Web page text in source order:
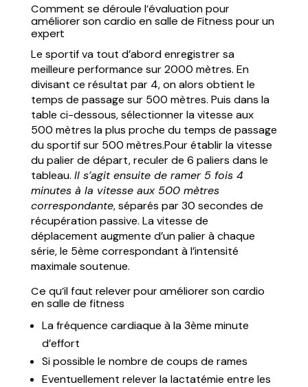
Comment se déroule l’évaluation pour
améliorer son cardio en salle de Fitness pour un
expert
Le sportif va tout d’abord enregistrer sa
meilleure performance sur 2000 mètres. En
divisant ce résultat par 4, on alors obtient le
temps de passage sur 500 mètres. Puis dans la
table ci-dessous, sélectionner la vitesse aux
500 mètres la plus proche du temps de passage
du sportif sur 500 mètres.Pour établir la vitesse
du palier de départ, reculer de 6 paliers dans le
tableau. Il s’agit ensuite de ramer 5 fois 4
minutes à la vitesse aux 500 mètres
correspondante, séparés par 30 secondes de
récupération passive. La vitesse de
déplacement augmente d’un palier à chaque
série, le 5ème correspondant à l’intensité
maximale soutenue.
Ce qu’il faut relever pour améliorer son cardio
en salle de fitness
La fréquence cardiaque à la 3ème minute
d’effort
Si possible le nombre de coups de rames
Eventuellement relever la lactatémie entre les